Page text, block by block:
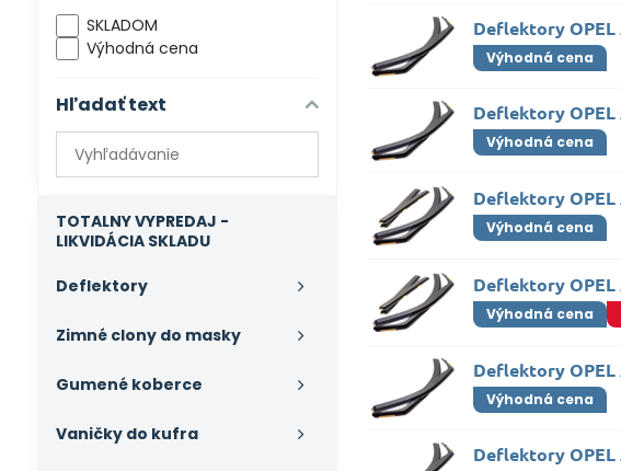
Deflektory OPEL
Výhodná cena
Deflektory OPEL
Výhodná cena
Deflektory OPEL
Výhodná cena
Deflektory OPEL
Výhodná cena
Deflektory OPEL
Výhodná cena
Deflektory OPEL
SKLADOM
Výhodná cena
Hľadať text
Prehľadať
výsledky
fulltextom
TOTALNY VYPREDAJ -
LIKVIDÁCIA SKLADU
Deflektory
Zimné clony do masky
Gumené koberce
Vaničky do kufra